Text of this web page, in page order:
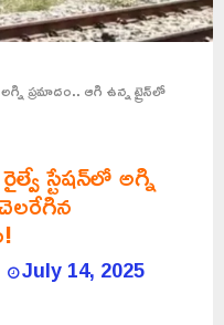
ప్రమాదం.. ఆగి ఉన్న ట్రైన్‌లో
స్టేషన్‌లో అగ్ని
July 14, 2025